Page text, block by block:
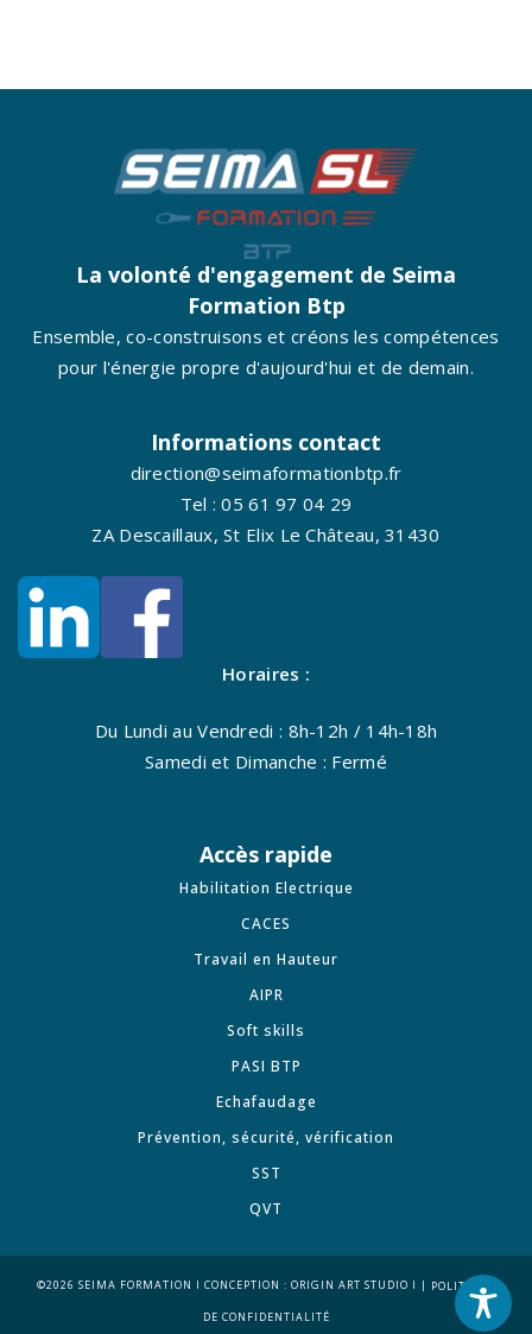
La volonté d'engagement de Seima
Formation Btp
Ensemble, co-construisons et créons les compétences
pour l'énergie propre d'aujourd'hui et de demain.
Informations contact
direction@seimaformationbtp.fr
Tel : 05 61 97 04 29
ZA Descaillaux, St Elix Le Château, 31430
Horaires :
Du Lundi au Vendredi : 8h-12h / 14h-18h
Samedi et Dimanche : Fermé
Accès rapide
Habilitation Electrique
CACES
Travail en Hauteur
AIPR
Soft skills
PASI BTP
Echafaudage
Prévention, sécurité, vérification
SST
QVT
©2026 SEIMA FORMATION I CONCEPTION : ORIGIN ART STUDIO I | POLITIQUE
DE CONFIDENTIALITÉ